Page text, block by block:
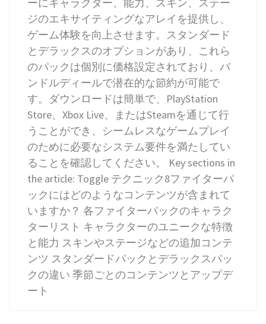
ーにキャラクター、能力、スキン、ステー
ジのエキサイティングなアレイを提供し、
ゲーム体験を向上させます。スタンダード
とデラックスのオプションがあり、これら
のパックは個別に価格設定されており、バ
ンドルディールで潜在的な節約が可能で
す。ダウンロードは簡単で、PlayStation
Store、Xbox Live、またはSteamを通じて行
うことができ、シームレスなゲームプレイ
のために必要なシステム要件を満たしてい
ることを確認してください。 Key sections in
the article: Toggle テクニック8ファイターパ
ックにはどのようなコンテンツが含まれて
いますか？ 各ファイターパックのキャラク
ターリスト キャラクターのユニークな特徴
と能力 スキンやステージなどの追加コンテ
ンツ スタンダードパックとデラックスパッ
クの違い 季節ごとのコンテンツとアップデ
ート